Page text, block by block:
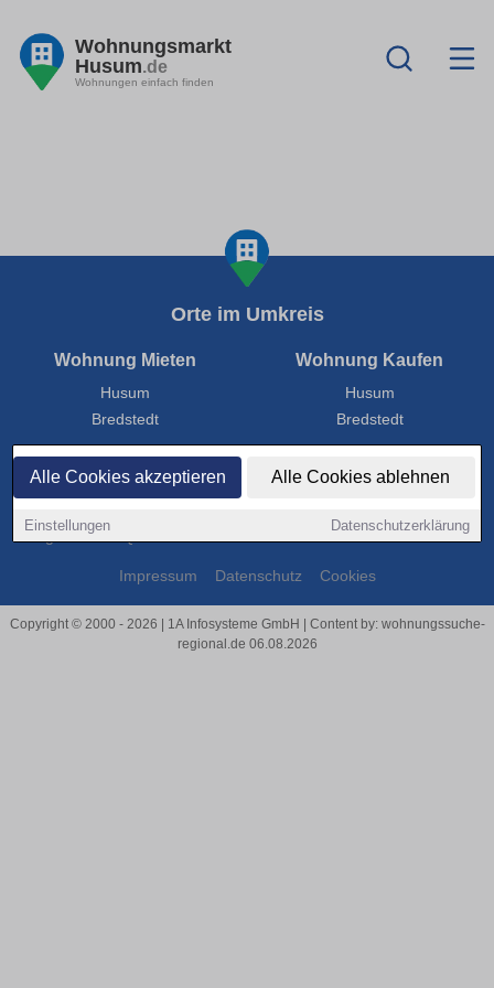
Alle Cookies akzeptieren Alle Cookies ablehnen
Einstellungen Datenschutzerklärung
Wohnungsmarkt
Husum.de
Wohnungen einfach finden
Orte im Umkreis
Wohnung Mieten
Husum
Bredstedt
Wohnung Kaufen
Husum
Bredstedt
Über Uns
Impressum Datenschutz Cookies
Copyright © 2000 - 2026 | 1A Infosysteme GmbH | Content by: wohnungssuche-
regional.de 06.08.2026